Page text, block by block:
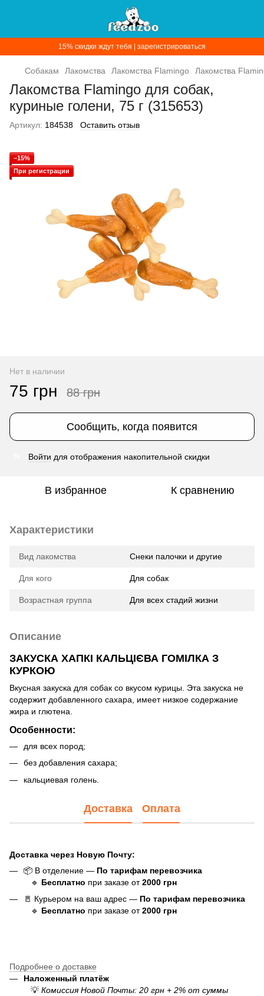
15% скидки ждут тебя | зарегистрироваться
Собакам Лакомства Лакомства Flamingo Лакомства
Лакомства Flamingo для собак,
куриные голени, 75 г (315653)
Артикул: 184538 Оставить отзыв
−15%
При регистрации
Нет в наличии
75 грн 88 грн
Сообщить, когда появится
Войти для отображения накопительной скидки
В избранное К сравнению
Характеристики
Вид лакомства Снеки палочки и другие
Для кого Для собак
Возрастная группа Для всех стадий жизни
Описание
ЗАКУСКА ХАПКІ КАЛЬЦІЄВА ГОМІЛКА З
КУРКОЮ
Вкусная закуска для собак со вкусом курицы. Эта закуска не
содержит добавленного сахара, имеет низкое содержание
жира и глютена.
Особенности:
для всех пород;
без добавления сахара;
кальциевая голень.
Доставка Оплата
Доставка через Новую Почту:
📦 В отделение — По тарифам перевозчика
🔹 Бесплатно при заказе от2000 грн
🚪 Курьером на ваш адрес — По тарифам перевозчика
🔹 Бесплатно при заказе от2000 грн
Подробнее о доставке
Наложенный платёж
💡 Комиссия Новой Почты: 20 грн + 2% от суммы